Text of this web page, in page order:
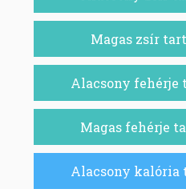
Magas zsír
Alacsony fehérje
Magas fehérje
Alacsony kalória